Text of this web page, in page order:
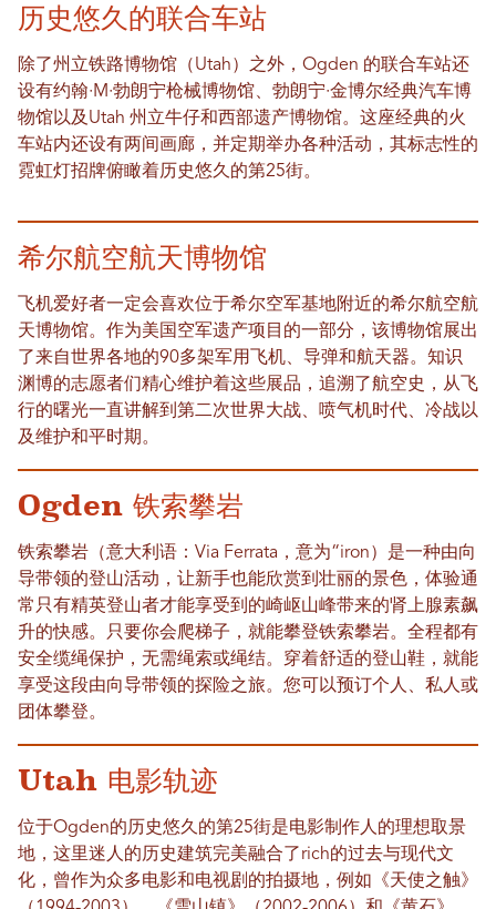
历史悠久的联合车站
除了州立铁路博物馆（Utah）之外，Ogden 的联合车站还
设有约翰·M·勃朗宁枪械博物馆、勃朗宁·金博尔经典汽车博
物馆以及Utah 州立牛仔和西部遗产博物馆。这座经典的火
车站内还设有两间画廊，并定期举办各种活动，其标志性的
霓虹灯招牌俯瞰着历史悠久的第25街。
希尔航空航天博物馆
飞机爱好者一定会喜欢位于希尔空军基地附近的希尔航空航
天博物馆。作为美国空军遗产项目的一部分，该博物馆展出
了来自世界各地的90多架军用飞机、导弹和航天器。知识
渊博的志愿者们精心维护着这些展品，追溯了航空史，从飞
行的曙光一直讲解到第二次世界大战、喷气机时代、冷战以
及维护和平时期。
Ogden 铁索攀岩
铁索攀岩（意大利语：Via Ferrata，意为“iron）是一种由向
导带领的登山活动，让新手也能欣赏到壮丽的景色，体验通
常只有精英登山者才能享受到的崎岖山峰带来的肾上腺素飙
升的快感。只要你会爬梯子，就能攀登铁索攀岩。全程都有
安全缆绳保护，无需绳索或绳结。穿着舒适的登山鞋，就能
享受这段由向导带领的探险之旅。您可以预订个人、私人或
团体攀登。
Utah 电影轨迹
位于Ogden的历史悠久的第25街是电影制作人的理想取景
地，这里迷人的历史建筑完美融合了rich的过去与现代文
化，曾作为众多电影和电视剧的拍摄地，例如《天使之触》